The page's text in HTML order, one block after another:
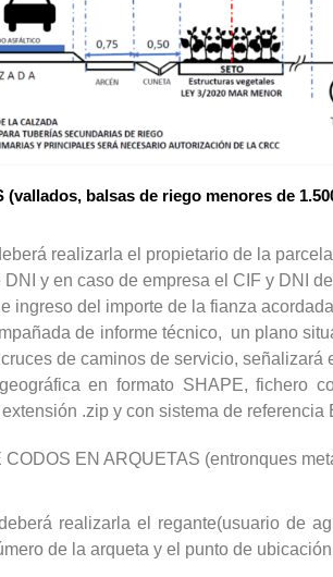
(vallados, balsas de riego menores de
realizarla el propietario de la parcela
DNI y en caso de empresa el CIF y DNI
ingreso del importe de la fianza
de informe técnico, un plano
de caminos de servicio, señalizará
geográfica en formato SHAPE, fichero
.zip y con sistema de
CODOS EN ARQUETAS (entronques
realizarla el regante(usuario de
de la arqueta y el punto de